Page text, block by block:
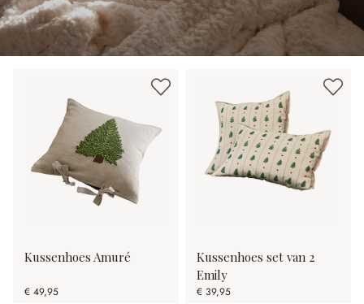
Kussenhoes Amuré
€ 49,95
Kussenhoes set van 2
Emily
€ 39,95